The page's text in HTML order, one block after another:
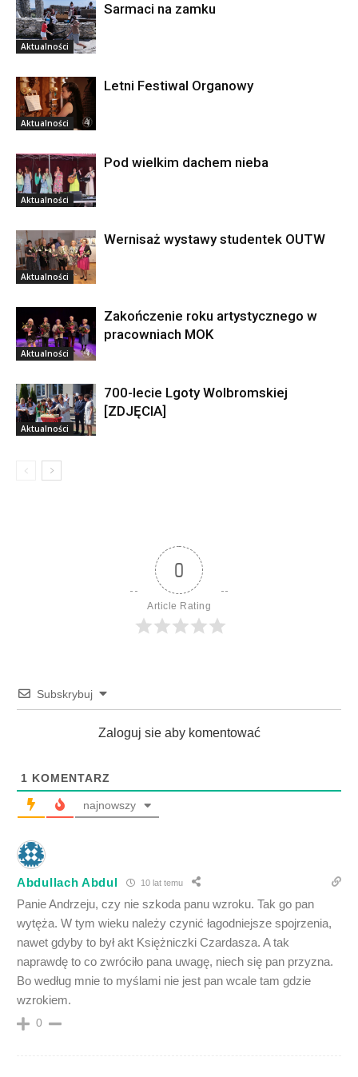
Aktualności
Sarmaci na zamku
Aktualności
Letni Festiwal Organowy
Aktualności
Pod wielkim dachem nieba
Aktualności
Wernisaż wystawy studentek OUTW
Aktualności
Zakończenie roku artystycznego w
pracowniach MOK
Aktualności
700-lecie Lgoty Wolbromskiej
[ZDJĘCIA]
0
Article Rating
Subskrybuj
Zaloguj sie aby komentować
1 KOMENTARZ
najnowszy
Abdullach Abdul 10 lat temu
Panie Andrzeju, czy nie szkoda panu wzroku. Tak go pan
wytęża. W tym wieku należy czynić łagodniejsze spojrzenia,
nawet gdyby to był akt Księżniczki Czardasza. A tak
naprawdę to co zwróciło pana uwagę, niech się pan przyzna.
Bo według mnie to myślami nie jest pan wcale tam gdzie
wzrokiem.
0